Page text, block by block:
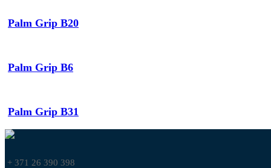
Palm Grip B20
Palm Grip B6
Palm Grip B31
+ 371 26 390 398